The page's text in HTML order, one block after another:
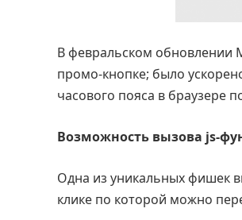
В февральском обновлении
промо-кнопке; было
часового пояса в браузере
Возможность вызова js-
Одна из уникальных фишек
клике по которой можно